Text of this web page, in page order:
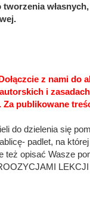
tworzenia
Dołączcie z nami do
i
Za publikowane
do dzielenia się
padlet, na
opisać Wasze